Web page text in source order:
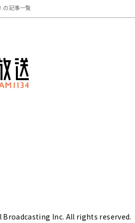
の記事一覧
Inc. All rights reserved.